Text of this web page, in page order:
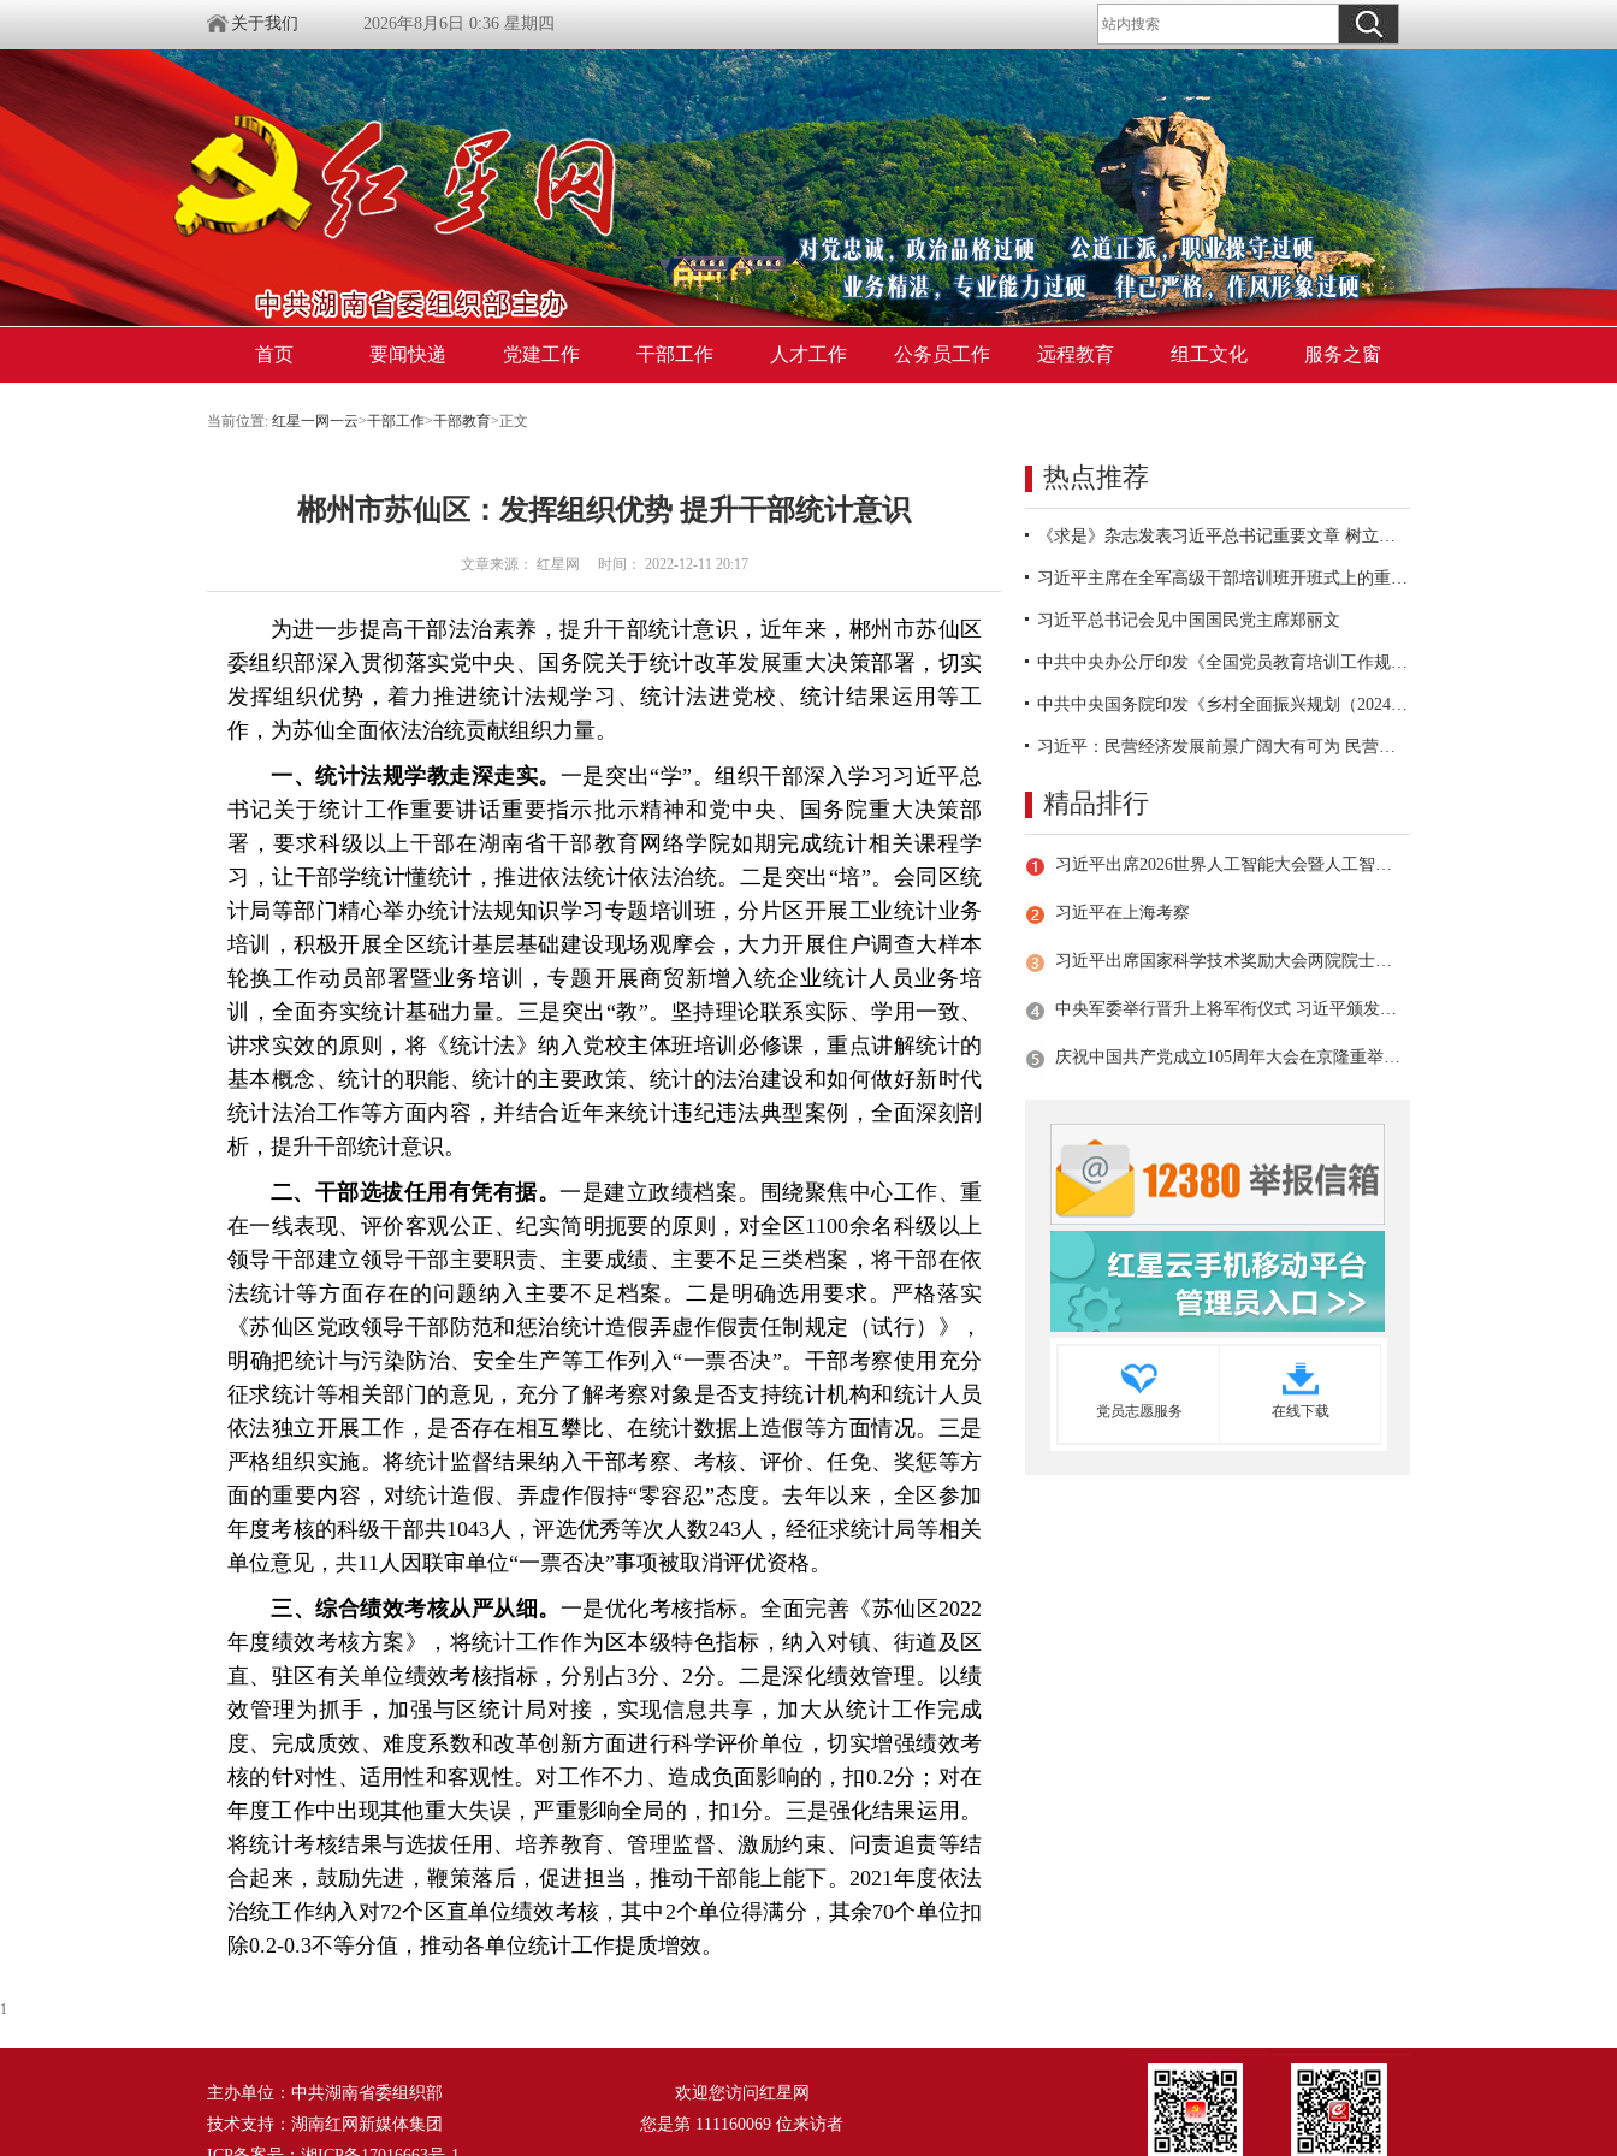
关于我们 2026年8月6日 0:36 星期四
首页 要闻快递 党建工作 干部工作 人才工作 公务员工作 远程教育 组工文化 服务之窗
当前位置: 红星一网一云>干部工作>干部教育>正文
郴州市苏仙区：发挥组织优势 提升干部统计意识
文章来源： 红星网 时间： 2022-12-11 20:17
为进一步提高干部法治素养，提升干部统计意识，近年来，郴州市苏仙区
委组织部深入贯彻落实党中央、国务院关于统计改革发展重大决策部署，切实
发挥组织优势，着力推进统计法规学习、统计法进党校、统计结果运用等工
作，为苏仙全面依法治统贡献组织力量。
一、统计法规学教走深走实。 一是突出“学”。组织干部深入学习习近平总
书记关于统计工作重要讲话重要指示批示精神和党中央、国务院重大决策部
署，要求科级以上干部在湖南省干部教育网络学院如期完成统计相关课程学
习，让干部学统计懂统计，推进依法统计依法治统。二是突出“培”。会同区统
计局等部门精心举办统计法规知识学习专题培训班，分片区开展工业统计业务
培训，积极开展全区统计基层基础建设现场观摩会，大力开展住户调查大样本
轮换工作动员部署暨业务培训，专题开展商贸新增入统企业统计人员业务培
训，全面夯实统计基础力量。三是突出“教”。坚持理论联系实际、学用一致、
讲求实效的原则，将《统计法》纳入党校主体班培训必修课，重点讲解统计的
基本概念、统计的职能、统计的主要政策、统计的法治建设和如何做好新时代
统计法治工作等方面内容，并结合近年来统计违纪违法典型案例，全面深刻剖
析，提升干部统计意识。
二、干部选拔任用有凭有据。一是建立政绩档案。围绕聚焦中心工作、重
在一线表现、评价客观公正、纪实简明扼要的原则，对全区1100余名科级以上
领导干部建立领导干部主要职责、主要成绩、主要不足三类档案，将干部在依
法统计等方面存在的问题纳入主要不足档案。二是明确选用要求。严格落实
《苏仙区党政领导干部防范和惩治统计造假弄虚作假责任制规定（试行）》，
明确把统计与污染防治、安全生产等工作列入“一票否决”。干部考察使用充分
征求统计等相关部门的意见，充分了解考察对象是否支持统计机构和统计人员
依法独立开展工作，是否存在相互攀比、在统计数据上造假等方面情况。三是
严格组织实施。将统计监督结果纳入干部考察、考核、评价、任免、奖惩等方
面的重要内容，对统计造假、弄虚作假持“零容忍”态度。去年以来，全区参加
年度考核的科级干部共1043人，评选优秀等次人数243人，经征求统计局等相关
单位意见，共11人因联审单位“一票否决”事项被取消评优资格。
三、综合绩效考核从严从细。 一是优化考核指标。全面完善《苏仙区2022
年度绩效考核方案》，将统计工作作为区本级特色指标，纳入对镇、街道及区
直、驻区有关单位绩效考核指标，分别占3分、2分。二是深化绩效管理。以绩
效管理为抓手，加强与区统计局对接，实现信息共享，加大从统计工作完成
度、完成质效、难度系数和改革创新方面进行科学评价单位，切实增强绩效考
核的针对性、适用性和客观性。对工作不力、造成负面影响的，扣0.2分；对在
年度工作中出现其他重大失误，严重影响全局的，扣1分。三是强化结果运用。
将统计考核结果与选拔任用、培养教育、管理监督、激励约束、问责追责等结
合起来，鼓励先进，鞭策落后，促进担当，推动干部能上能下。2021年度依法
治统工作纳入对72个区直单位绩效考核，其中2个单位得满分，其余70个单位扣
除0.2-0.3不等分值，推动各单位统计工作提质增效。
热点推荐
《求是》杂志发表习近平总书记重要文章 树立和践行正确政绩观
习近平主席在全军高级干部培训班开班式上的重要讲话引领全军开展思想整风、深化政治整训
习近平总书记会见中国国民党主席郑丽文
中共中央办公厅印发《全国党员教育培训工作规划（2024－2028年）》
中共中央国务院印发《乡村全面振兴规划（2024—2027年）》
习近平：民营经济发展前景广阔大有可为 民营企业和民营企业家大显身手正当其时
精品排行
习近平出席2026世界人工智能大会暨人工智能全球治理高级别会议开幕式并发表主旨讲话
习近平在上海考察
习近平出席国家科学技术奖励大会两院院士大会中国科协第十一次全国代表大会并发表重要讲话
中央军委举行晋升上将军衔仪式 习近平颁发命令状并向晋衔的军官表示祝贺
庆祝中国共产党成立105周年大会在京隆重举行 习近平发表重要讲话
党员志愿服务 在线下载
1
主办单位：中共湖南省委组织部
技术支持：湖南红网新媒体集团
欢迎您访问红星网
您是第 111160069 位来访者